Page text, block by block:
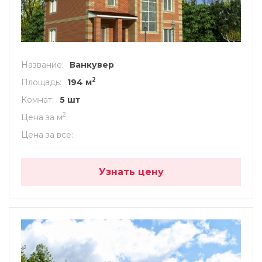
Название
Ванкувер
Площадь
194 м2
Комнат
5 шт
Цена за м2
Цена за все
Узнать цену